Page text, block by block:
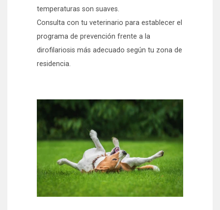
temperaturas son suaves.
Consulta con tu veterinario para establecer el
programa de prevención frente a la
dirofilariosis más adecuado según tu zona de
residencia.